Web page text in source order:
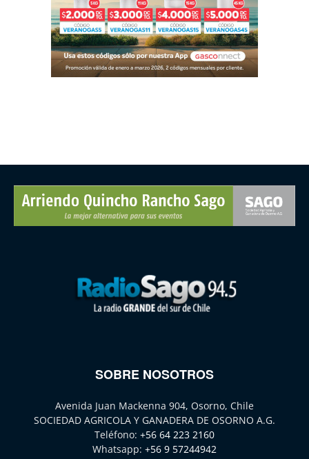
SOBRE NOSOTROS
Avenida Juan Mackenna 904, Osorno, Chile
SOCIEDAD AGRICOLA Y GANADERA DE OSORNO A.G.
Teléfono: +56 64 223 2160
Whatsapp: +56 9 57244942